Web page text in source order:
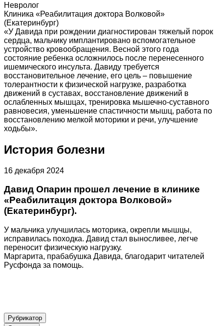
Невролог
Клиника «Реабилитация доктора Волковой»
(Екатеринбург)
«У Давида при рождении диагностирован тяжелый порок
сердца, мальчику имплантировано вспомогательное
устройство кровообращения. Весной этого года
состояние ребенка осложнилось после перенесенного
ишемического инсульта. Давиду требуется
восстановительное лечение, его цель – повышение
толерантности к физической нагрузке, разработка
движений в суставах, восстановление движений в
ослабленных мышцах, тренировка мышечно-суставного
равновесия, уменьшение спастичности мышц, работа по
восстановлению мелкой моторики и речи, улучшение
ходьбы».
История болезни
16 декабря 2024
Давид Опарин прошел лечение в клинике
«Реабилитация доктора Волковой»
(Екатеринбург).
У мальчика улучшилась моторика, окрепли мышцы,
исправилась походка. Давид стал выносливее, легче
переносит физическую нагрузку.
Маргарита, прабабушка Давида, благодарит читателей
Русфонда за помощь.
Рубрикатор